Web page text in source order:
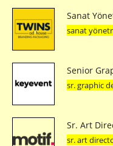
Sanat
sanat
Senior
sr. graphic
Sr. Art
sr. art